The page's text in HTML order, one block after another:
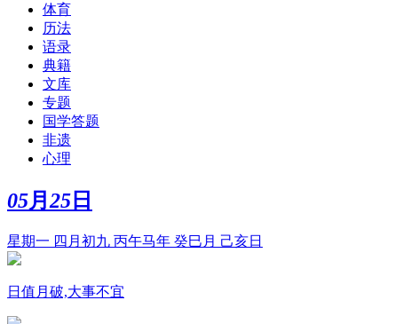
体育
历法
语录
典籍
文库
专题
国学答题
非遗
心理
05月 25 日
星期一 四月初九 丙午马年 癸巳月 己亥日
日值月破,大事不宜